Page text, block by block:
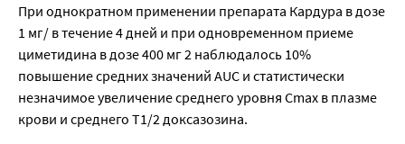
При однократном применении препарата Кардура в дозе
1 мг/ в течение 4 дней и при одновременном приеме
циметидина в дозе 400 мг 2 наблюдалось 10%
повышение средних значений AUC и статистически
незначимое увеличение среднего уровня Cmax в плазме
крови и среднего T1/2 доксазозина.